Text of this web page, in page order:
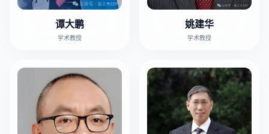
谭大鹏
学术教授
姚建华
学术教授